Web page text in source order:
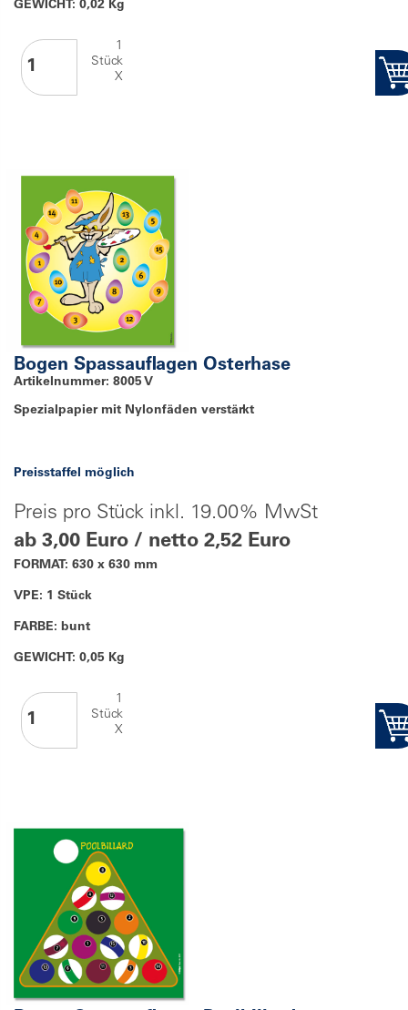
GEWICHT: 0,02 Kg
1
Stück
X
Bogen Spassauflagen Osterhase
Artikelnummer: 8005 V
Spezialpapier mit Nylonfäden verstärkt
Preisstaffel möglich
Preis pro Stück inkl. 19.00% MwSt
ab 3,00 Euro / netto 2,52 Euro
FORMAT: 630 x 630 mm
VPE: 1 Stück
FARBE: bunt
GEWICHT: 0,05 Kg
1
Stück
X